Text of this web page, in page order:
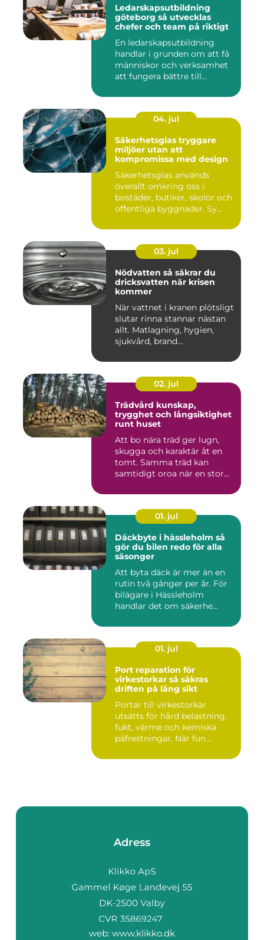
Ledarskapsutbildning
göteborg så utvecklas
chefer och team på riktigt
En ledarskapsutbildning
handlar i grunden om att få
människor och verksamhet
att fungera bättre till...
04. jul
Säkerhetsglas tryggare
miljöer utan att
kompromissa med design
Säkerhetsglas används
överallt omkring oss i
bostäder, butiker, skolor och
offentliga byggnader. Sy...
03. jul
Nödvatten så säkrar du
dricksvatten när krisen
kommer
När vattnet i kranen plötsligt
slutar rinna stannar nästan
allt. Matlagning, hygien,
sjukvård, brand...
02. jul
Trädvård kunskap,
trygghet och långsiktighet
runt huset
Att bo nära träd ger lugn,
skugga och karaktär åt en
tomt. Samma träd kan
samtidigt oroa när en stor...
01. jul
Däckbyte i hässleholm så
gör du bilen redo för alla
säsonger
Att byta däck är mer än en
rutin två gånger per år. För
bilägare i Hässleholm
handlar det om säkerhe...
01. jul
Port reparation för
virkestorkar så säkras
driften på lång sikt
Portar till virkestorkar
utsätts för hård belastning,
fukt, värme och kemiska
påfrestningar. När fun...
Adress
web: www.klikko.dk